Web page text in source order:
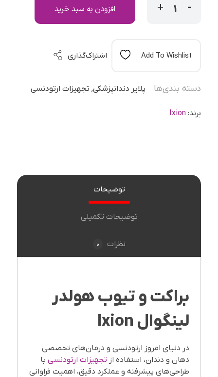
افزودن به سبد خرید
Add To Wishlist اشتراک‌گذاری
دسته بندی‌ها پلایر دندانپزشکی, تجهیزات ارتودنسی
برند: Ixion
توضیحات
توضیحات تکمیلی
نظرات 0
براکت و تیوب هولدر
لینگوال
در دنیای امروز ارتودنسی و درمان‌های تخصصی
دهان و دندان، استفاده از تجهیزات ارتودنسی با
طراحی‌های پیشرفته و عملکرد دقیق، اهمیت فراوانی